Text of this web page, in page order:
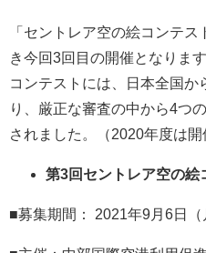
「セントレア空の絵コンテ
き今回3回目の開催となりま
コンテストには、日本全国か
り、厳正な審査の中から4つ
されました。（2020年度は開
第3回セントレア空の絵
■募集期間： 2021年9月6日（